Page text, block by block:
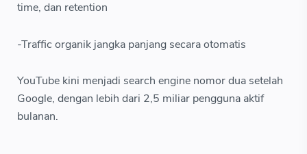
time, dan retention
-Traffic organik jangka panjang secara otomatis
YouTube kini menjadi search engine nomor dua setelah
Google, dengan lebih dari 2,5 miliar pengguna aktif
bulanan.